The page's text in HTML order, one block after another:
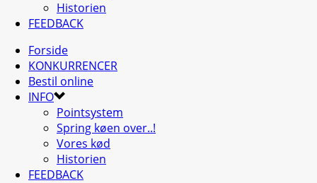
Historien
FEEDBACK
Forside
KONKURRENCER
Bestil online
INFO
Pointsystem
Spring køen over..!
Vores kød
Historien
FEEDBACK